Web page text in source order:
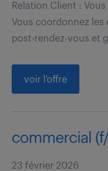
Relation Client :
Vous coordonnez les
post-rendez-vous et
voir l'offre
commercial
23 février 2026